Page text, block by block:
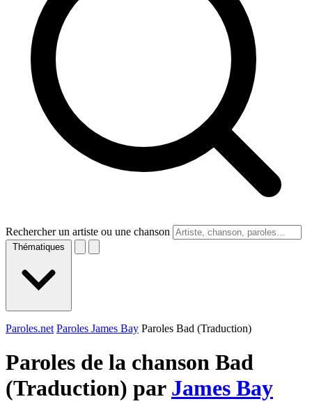
Rechercher un artiste ou une chanson
Thématiques
Paroles.net Paroles James Bay Paroles Bad (Traduction)
Paroles de la chanson Bad
(Traduction) par James Bay